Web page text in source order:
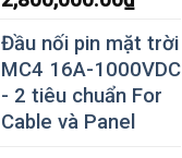
Đầu nối pin mặt trời
MC4 16A-1000VDC
- 2 tiêu chuẩn For
Cable và Panel